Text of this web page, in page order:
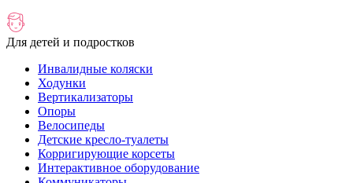
Для детей и подростков
Инвалидные коляски
Ходунки
Вертикализаторы
Опоры
Велосипеды
Детские кресло-туалеты
Корригирующие корсеты
Интерактивное оборудование